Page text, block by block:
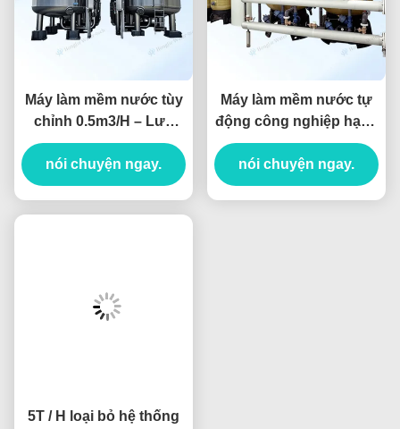
Máy làm mềm nước tùy
chỉnh 0.5m3/H – Lưu
lượng 200m3/H
nói chuyện ngay.
Máy làm mềm nước tự
động công nghiệp hạng
nặng cho nồi hơi lớn
với công suất 20T
nói chuyện ngay.
5T / H loại bỏ hệ thống